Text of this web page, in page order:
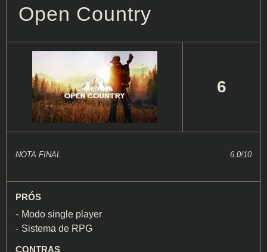
Open Country
6
NOTA FINAL 6.0/10
PRÓS
Modo single player
Sistema de RPG
CONTRAS